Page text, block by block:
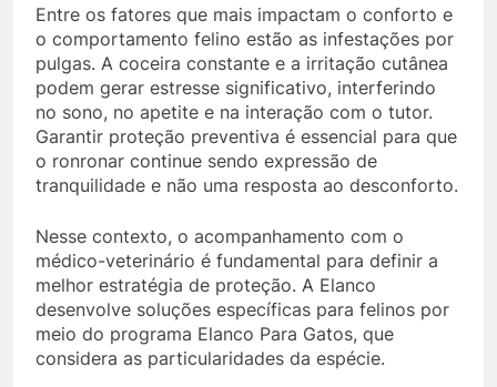
Entre os fatores que mais impactam o conforto e
o comportamento felino estão as infestações por
pulgas. A coceira constante e a irritação cutânea
podem gerar estresse significativo, interferindo
no sono, no apetite e na interação com o tutor.
Garantir proteção preventiva é essencial para que
o ronronar continue sendo expressão de
tranquilidade e não uma resposta ao desconforto.
Nesse contexto, o acompanhamento com o
médico-veterinário é fundamental para definir a
melhor estratégia de proteção. A Elanco
desenvolve soluções específicas para felinos por
meio do programa Elanco Para Gatos, que
considera as particularidades da espécie.